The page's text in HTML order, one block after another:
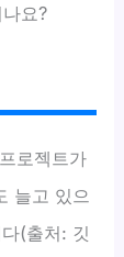
요?
로젝트가
늘고 있으
(출처: 깃